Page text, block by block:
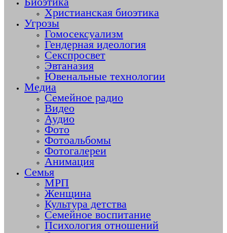
Христианская биоэтика
Угрозы
Гомосексуализм
Гендерная идеология
Секспросвет
Эвтаназия
Ювенальные технологии
Медиа
Семейное радио
Видео
Аудио
Фото
Фотоальбомы
Фотогалереи
Анимация
Семья
МРП
Женщина
Культура детства
Семейное воспитание
Психология отношений